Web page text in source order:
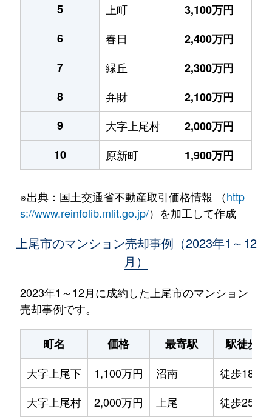
5
上町
3,100万円
6
春日
2,400万円
7
緑丘
2,300万円
8
弁財
2,100万円
9
大字上尾村
2,000万円
10
原新町 1,900万円
※出典：国土交通省不動産取引価格情報 （http
s://www.reinfolib.mlit.go.jp/）を加工して作成
上尾市のマンション売却事例（2023年1～12
月）
2023年1～12月に成約した上尾市のマンション
売却事例です。
町名 価格 最寄駅
駅徒歩
大字上尾下
1,100万円 沼南
徒歩18分
大字上尾村
2,000万円 上尾
徒歩25分